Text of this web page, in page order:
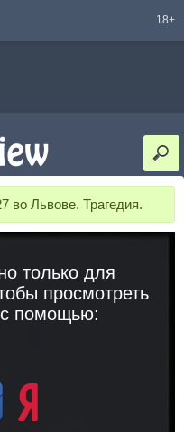
18+
во Львове. Трагедия.
только для
просмотреть
помощью: